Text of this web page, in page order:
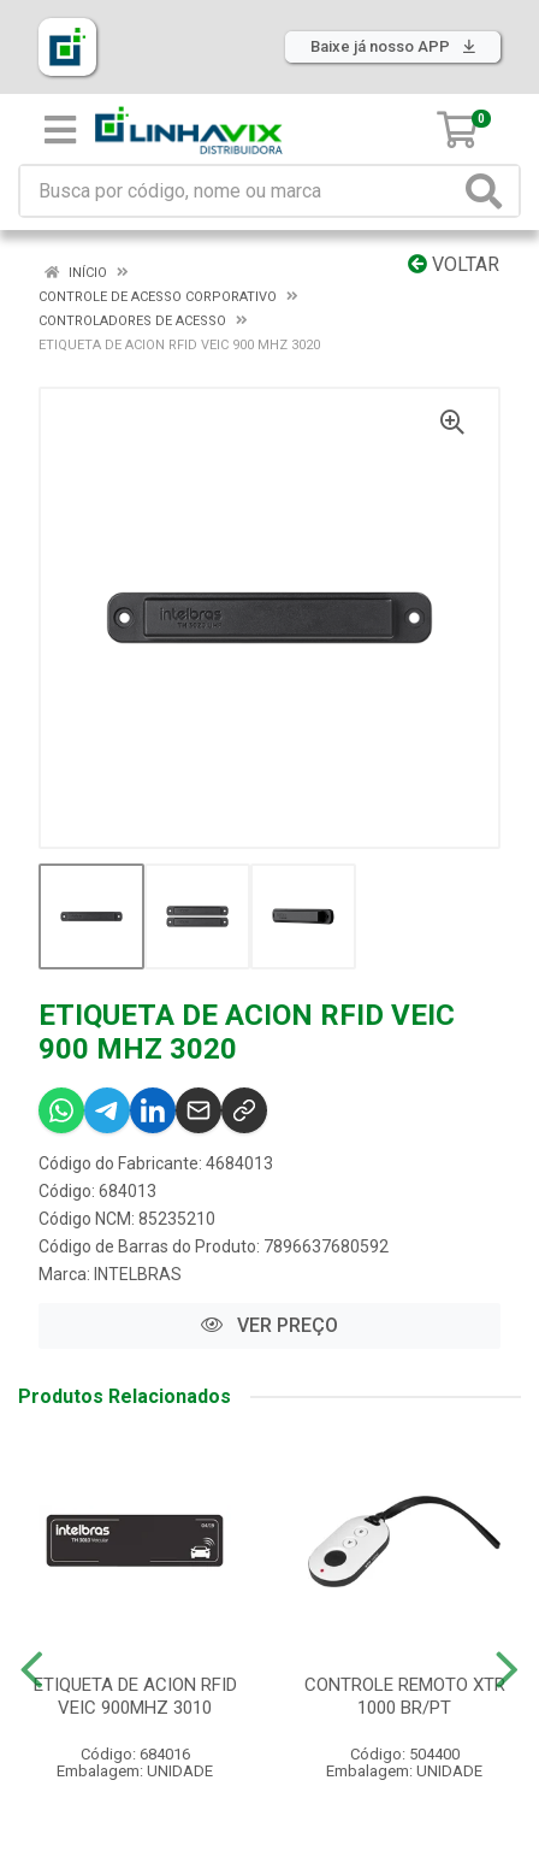
Baixe já nosso APP
0
VOLTAR
INÍCIO
CONTROLE DE ACESSO CORPORATIVO
CONTROLADORES DE ACESSO
ETIQUETA DE ACION RFID VEIC 900 MHZ 3020
ETIQUETA DE ACION RFID VEIC
900 MHZ 3020
Código do Fabricante: 4684013
Código: 684013
Código NCM: 85235210
Código de Barras do Produto: 7896637680592
Marca: INTELBRAS
VER PREÇO
Produtos Relacionados
ETIQUETA DE ACION RFID
VEIC 900MHZ 3010
Código: 684016
Embalagem: UNIDADE
CONTROLE REMOTO XTR
1000 BR/PT
Código: 504400
Embalagem: UNIDADE